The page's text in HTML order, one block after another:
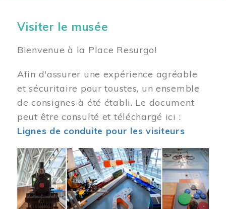
Visiter le musée
Bienvenue à la Place Resurgo!
Afin d'assurer une expérience agréable
et sécuritaire pour toustes, un ensemble
de consignes à été établi. Le document
peut être consulté et téléchargé ici :
Lignes de conduite pour les visiteurs
Image